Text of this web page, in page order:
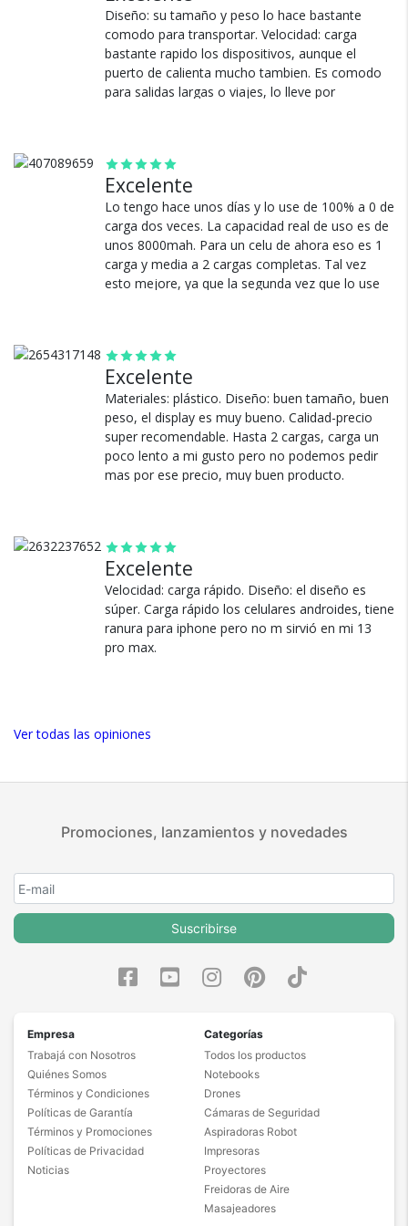
Diseño: su tamaño y peso lo hace bastante
comodo para transportar. Velocidad: carga
bastante rapido los dispositivos, aunque el
puerto de calienta mucho tambien. Es comodo
para salidas largas o viajes, lo lleve por
demasiado facil y cuando usa la carga rapida el
puerto usb se calienta bastante.
Ver más
Excelente
Lo tengo hace unos días y lo use de 100% a 0 de
carga dos veces. La capacidad real de uso es de
unos 8000mah. Para un celu de ahora eso es 1
carga y media a 2 cargas completas. Tal vez
esto mejore, ya que la segunda vez que lo use
celu), y el indicador led de bateria restante es
genial.
Ver más
Excelente
Materiales: plástico. Diseño: buen tamaño, buen
peso, el display es muy bueno. Calidad-precio
super recomendable. Hasta 2 cargas, carga un
poco lento a mi gusto pero no podemos pedir
mas por ese precio, muy buen producto.
Excelente
Velocidad: carga rápido. Diseño: el diseño es
súper. Carga rápido los celulares androides, tiene
ranura para iphone pero no m sirvió en mi 13
pro max.
Ver todas las opiniones
Si no es lo que esperabas, te devolvemos tu
dinero.
¿Por qué estamos tan
seguros?
100% de calificaciones
positivas en MercadoLibre.
Más de 15.000 comentarios
positivos en todos nuestros
productos.
Seguro de cobertura en tus
envíos.
Garantía oficial y directa con
Promociones, lanzamientos y novedades
Suscribirse
Empresa
Trabajá con Nosotros
Quiénes Somos
Términos y Condiciones
Políticas de Garantía
Términos y Promociones
Políticas de Privacidad
Noticias
Categorías
Todos los productos
Notebooks
Drones
Cámaras de Seguridad
Aspiradoras Robot
Impresoras
Proyectores
Freidoras de Aire
Masajeadores